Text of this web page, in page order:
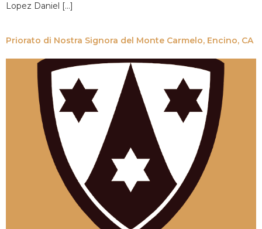
Lopez Daniel [...]
Priorato di Nostra Signora del Monte Carmelo, Encino, CA